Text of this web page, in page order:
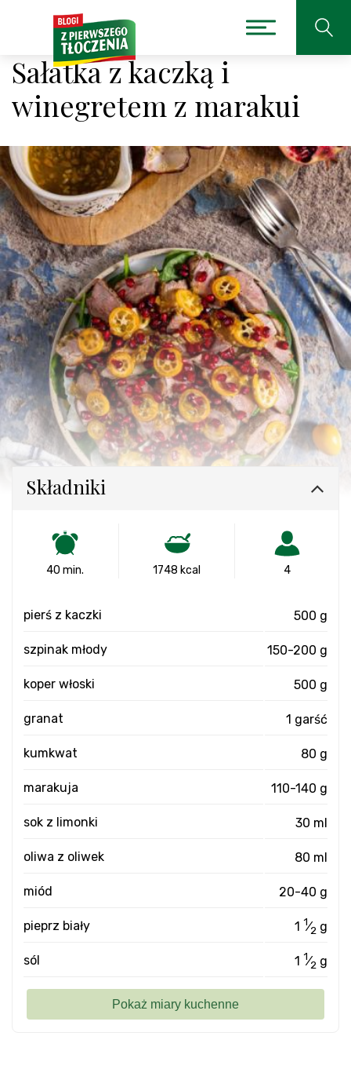
Sałatka z kaczką i
winegretem z marakui
Składniki
40 min. 1748 kcal 4
pierś z kaczki 500 g
szpinak młody 150-200 g
koper włoski 500 g
granat 1 garść
kumkwat 80 g
marakuja 110-140 g
sok z limonki 30 ml
oliwa z oliwek 80 ml
miód 20-40 g
pieprz biały 1 1⁄2 g
sól 1 1⁄2 g